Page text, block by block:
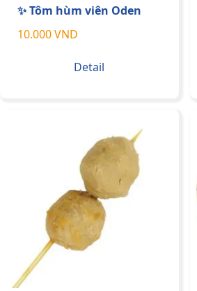
✨ Tôm hùm viên Oden
10.000 VND
Detail